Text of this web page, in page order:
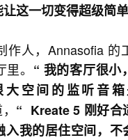
这一切变得超级简
作人，Annasofia 的
。 “ 我的客厅很小
大空间的监听音
“ Kreate 5 刚好合
入我的居住空间，不